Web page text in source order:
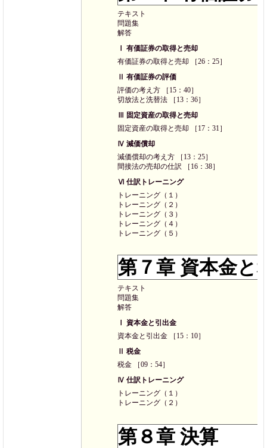
テキスト
問題集
解答
Ⅰ 有価証券の取得と売却
有価証券の取得と売却 ［26：25］
Ⅱ 有価証券の評価
評価の考え方 ［15：40］
切放法と洗替法 ［13：36］
Ⅲ 固定資産の取得と売却
固定資産の取得と売却 ［17：31］
Ⅳ 減価償却
減価償却の考え方 ［13：25］
間接法の売却の仕訳 ［16：38］
Ⅵ 仕訳トレーニング
トレーニング（１）
トレーニング（２）
トレーニング（３）
トレーニング（４）
トレーニング（５）
第７章 資本金と
テキスト
問題集
解答
Ⅰ 資本金と引出金
資本金と引出金 ［15：10］
Ⅱ 税金
税金 ［09：54］
Ⅳ 仕訳トレーニング
トレーニング（１）
トレーニング（２）
第８章 決算